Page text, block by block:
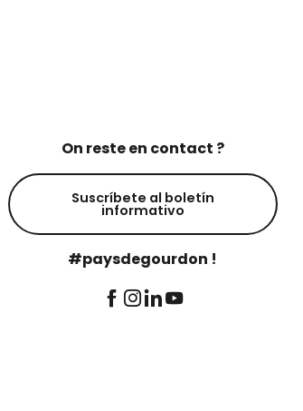
On reste en contact ?
Suscríbete al boletín
informativo
#paysdegourdon !